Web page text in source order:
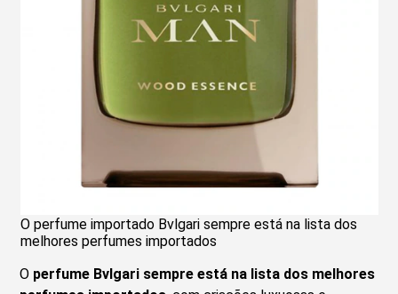
O perfume importado Bvlgari sempre está na lista dos
melhores perfumes importados
O perfume Bvlgari sempre está na lista dos melhores